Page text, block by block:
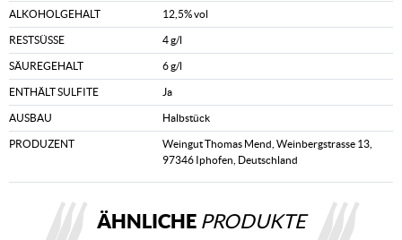
ALKOHOLGEHALT 12,5% vol
RESTSÜSSE 4 g/l
SÄUREGEHALT 6 g/l
ENTHÄLT SULFITE Ja
AUSBAU Halbstück
PRODUZENT
Weingut Thomas Mend, Weinbergstrasse 13,
97346 Iphofen, Deutschland
ÄHNLICHE PRODUKTE